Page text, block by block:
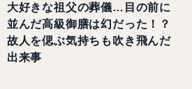
大好きな祖父の葬儀…目の前に
並んだ高級御膳は幻だった！？
故人を偲ぶ気持ちも吹き飛んだ
出来事